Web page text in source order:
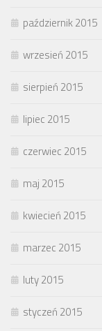
październik 2015
wrzesień 2015
sierpień 2015
lipiec 2015
czerwiec 2015
maj 2015
kwiecień 2015
marzec 2015
luty 2015
styczeń 2015